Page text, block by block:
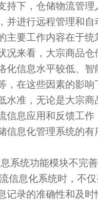
持下，仓储物流管
并进行远程管理和
主要工作内容在于
况来看，大宗商品
化信息水平较低、
，在这些因素的影
水准，无论是大宗
信息应用和反馈工
信息化管理系统的有
系统功能模块不完
信息化系统时，不
记录的准确性和及